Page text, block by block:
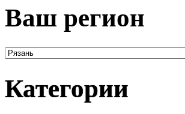
Ваш регион
Категории